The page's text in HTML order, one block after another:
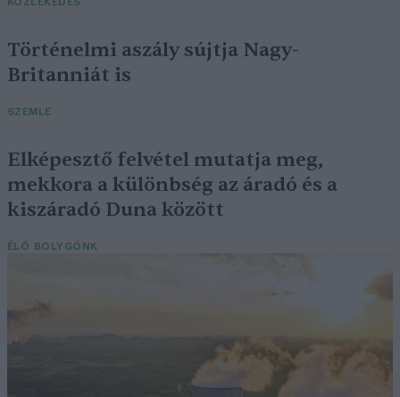
KÖZLEKEDÉS
Történelmi aszály sújtja Nagy-
Britanniát is
SZEMLE
Elképesztő felvétel mutatja meg,
mekkora a különbség az áradó és a
kiszáradó Duna között
ÉLŐ BOLYGÓNK